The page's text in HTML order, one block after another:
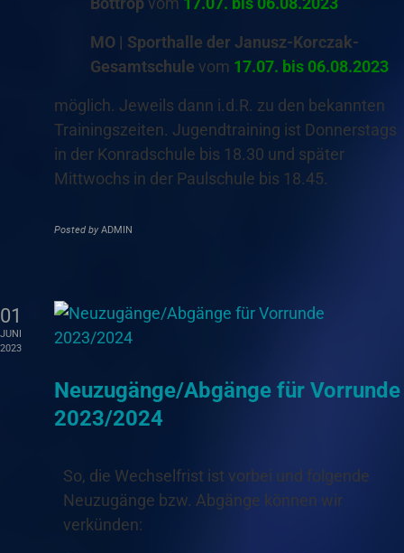
MO | Sporthalle der Janusz-Korczak-
Gesamtschule vom 17.07. bis 06.08.2023
möglich. Jeweils dann i.d.R. zu den bekannten
Trainingszeiten. Jugendtraining ist Donnerstags
in der Konradschule bis 18.30 und später
Mittwochs in der Paulschule bis 18.45.
Posted by ADMIN
01
JUNI
2023
Neuzugänge/Abgänge für Vorrunde
2023/2024
So, die Wechselfrist ist vorbei und folgende
Neuzugänge bzw. Abgänge können wir
verkünden: